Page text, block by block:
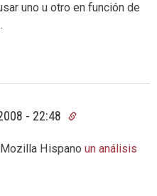
uno u otro en función de
- 22:48
Hispano un análisis